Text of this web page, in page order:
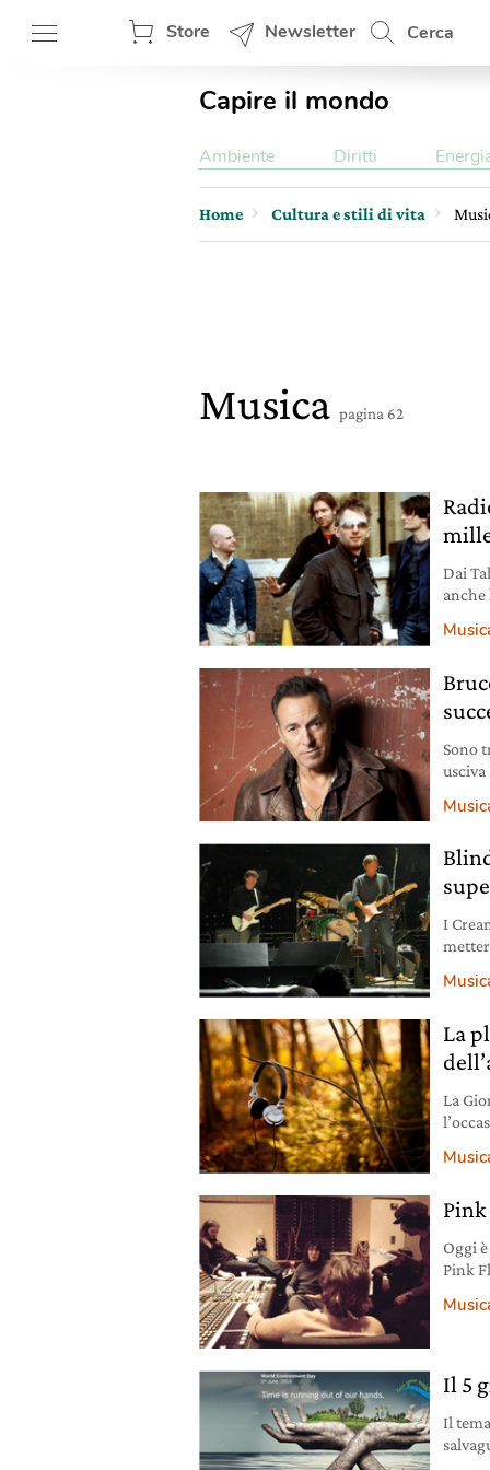
Store Newsletter Cerca
Capire il mondo
Ambiente Diritti
Home Cultura e stili di vita
Musica pagina 62
Dai
anche
avanti
Sono
I
La
La
Oggi
Pink
You
Il 5
Il